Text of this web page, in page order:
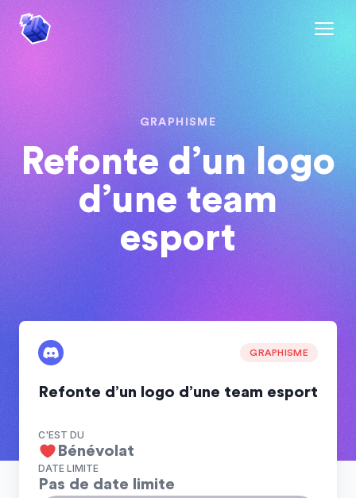
GRAPHISME
Refonte d’un logo
d’une team
esport
GRAPHISME
Refonte d’un logo d’une team esport
C'EST DU
Bénévolat
DATE LIMITE
Pas de date limite